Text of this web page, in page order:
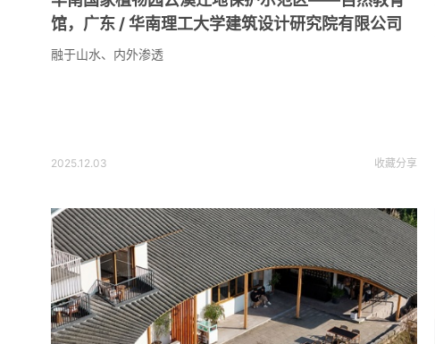
馆，广东 / 华南理工大学建筑设计研究院有限公司
融于山水、内外渗透
2025.12.03 收藏分享